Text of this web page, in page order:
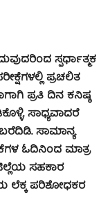
ಸ್ಪರ್ಧಾತ್ಮಕ
ಪ್ರಚಲಿತ
ಪ್ರತಿ ದಿನ ಕನಿಷ್ಠ
ಸಾಧ್ಯವಾದರೆ
ಸಾಮಾನ್ಯ
ಓದಿನಿಂದ ಮಾತ್ರ
ಸಹಕಾರ
ಲೆಕ್ಕ ಪರಿಶೋಧಕರ